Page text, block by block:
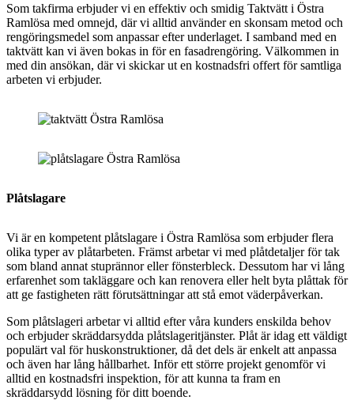
Som takfirma erbjuder vi en effektiv och smidig Taktvätt i Östra
Ramlösa med omnejd, där vi alltid använder en skonsam metod och
rengöringsmedel som anpassar efter underlaget. I samband med en
taktvätt kan vi även bokas in för en fasadrengöring. Välkommen in
med din ansökan, där vi skickar ut en kostnadsfri offert för samtliga
arbeten vi erbjuder.
Plåtslagare
Vi är en kompetent plåtslagare i Östra Ramlösa som erbjuder flera
olika typer av plåtarbeten. Främst arbetar vi med plåtdetaljer för tak
som bland annat stuprännor eller fönsterbleck. Dessutom har vi lång
erfarenhet som takläggare och kan renovera eller helt byta plåttak för
att ge fastigheten rätt förutsättningar att stå emot väderpåverkan.
Som plåtslageri arbetar vi alltid efter våra kunders enskilda behov
och erbjuder skräddarsydda plåtslageritjänster. Plåt är idag ett väldigt
populärt val för huskonstruktioner, då det dels är enkelt att anpassa
och även har lång hållbarhet. Inför ett större projekt genomför vi
alltid en kostnadsfri inspektion, för att kunna ta fram en
skräddarsydd lösning för ditt boende.